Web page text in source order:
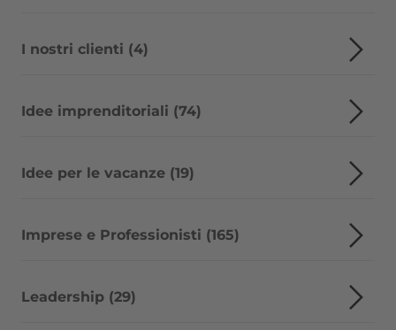
I nostri clienti (4)
Idee imprenditoriali (74)
Idee per le vacanze (19)
Imprese e Professionisti (165)
Leadership (29)